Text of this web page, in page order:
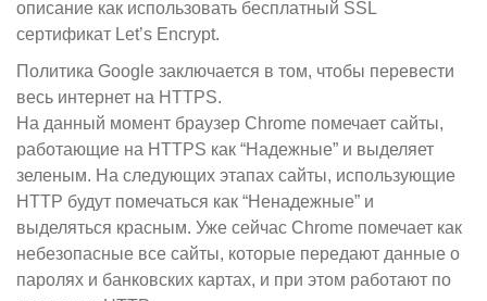
описание как использовать бесплатный SSL
сертификат Let’s Encrypt.
Политика Google заключается в том, чтобы перевести
весь интернет на HTTPS.
На данный момент браузер Chrome помечает сайты,
работающие на HTTPS как “Надежные” и выделяет
зеленым. На следующих этапах сайты, использующие
HTTP будут помечаться как “Ненадежные” и
выделяться красным. Уже сейчас Chrome помечает как
небезопасные все сайты, которые передают данные о
паролях и банковских картах, и при этом работают по